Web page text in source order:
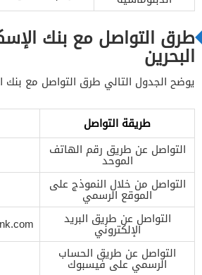
طرق التواصل مع بنك
البحرين
يوضح الجدول التالي طرق التواصل مع بنك
طريقة التواصل
التواصل عن طريق رقم الهاتف
الموحد
التواصل من خلال النموذج على
الموقع الرسمي
التواصل عن طريق البريد
الإلكتروني
التواصل عن طريق الحساب
الرسمي على فيسبوك